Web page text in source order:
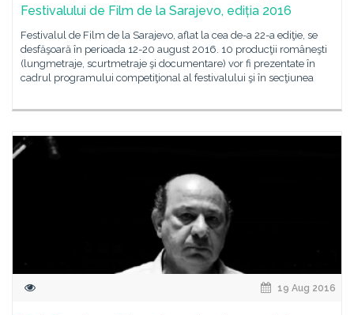
Festivalului de Film de la Sarajevo, ediția 2016
Festivalul de Film de la Sarajevo, aflat la cea de-a 22-a ediţie, se
desfăşoară în perioada 12-20 august 2016. 10 producţii româneşti
(lungmetraje, scurtmetraje şi documentare) vor fi prezentate în
cadrul programului competiţional al festivalului şi în secţiunea
19 Aug 2016